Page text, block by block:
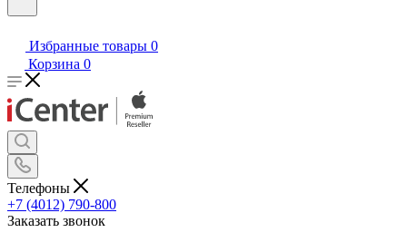
Избранные товары 0
Корзина 0
Телефоны
+7 (4012) 790-800
Заказать звонок